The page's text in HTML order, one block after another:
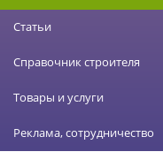
Статьи
Справочник строителя
Товары и услуги
Реклама, сотрудничество